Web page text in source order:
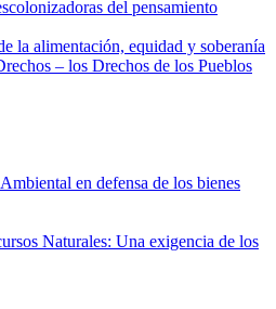
del pensamiento
la alimentación, equidad y soberanía
– los Drechos de los Pueblos
en defensa de los bienes
Naturales: Una exigencia de los